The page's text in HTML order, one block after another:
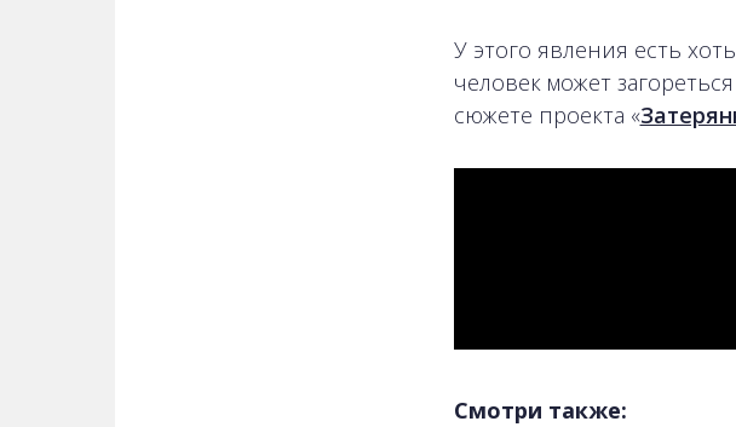
У этого явления есть
человек может
сюжете проекта «
Смотри также: